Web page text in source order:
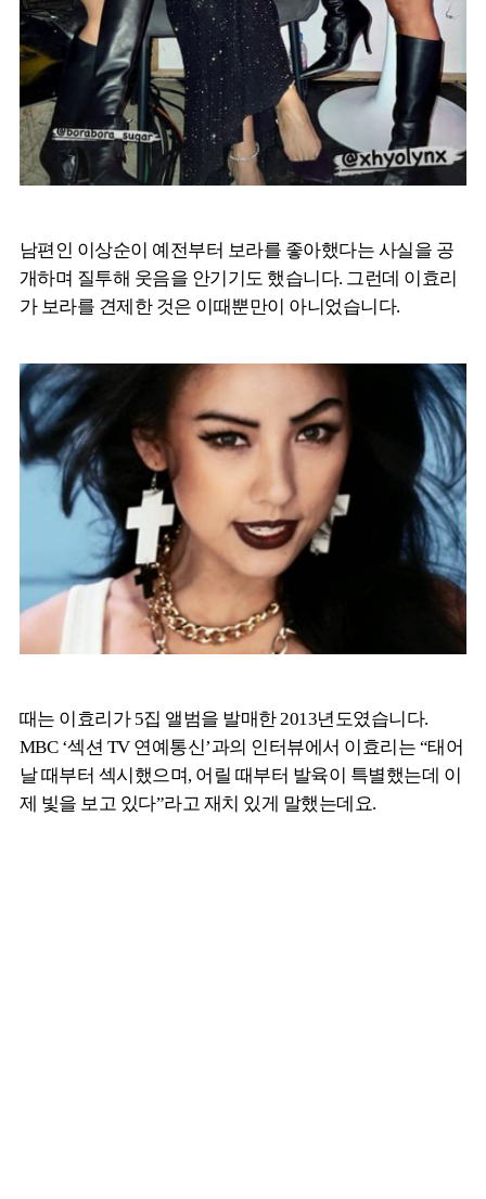
남편인 이상순이 예전부터 보라를 좋아했다는 사실을 공
개하며 질투해 웃음을 안기기도 했습니다. 그런데 이효리
가 보라를 견제한 것은 이때뿐만이 아니었습니다.
때는 이효리가 5집 앨범을 발매한 2013년도였습니다.
MBC ‘섹션 TV 연예통신’과의 인터뷰에서 이효리는 “태어
날 때부터 섹시했으며, 어릴 때부터 발육이 특별했는데 이
제 빛을 보고 있다”라고 재치 있게 말했는데요.